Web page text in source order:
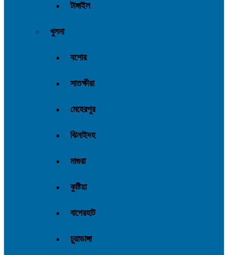
টাঙ্গাইল
খুলনা
যশোর
সাতক্ষীরা
মেহেরপুর
ঝিনাইদহ
মাগুরা
কুষ্টিয়া
বাগেরহাট
চুয়াডাঙ্গা